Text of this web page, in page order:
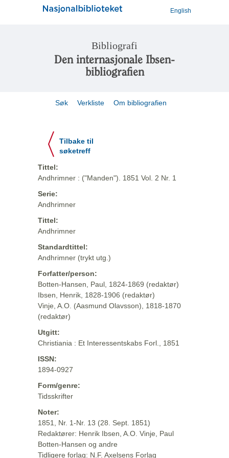
English
Bibliografi
Den internasjonale Ibsen-
bibliografien
Søk Verkliste Om bibliografien
Tilbake til
søketreff
Tittel:
Andhrimner : ("Manden"). 1851 Vol. 2 Nr. 1
Serie:
Andhrimner
Tittel:
Andhrimner
Standardtittel:
Andhrimner (trykt utg.)
Forfatter/person:
Botten-Hansen, Paul, 1824-1869 (redaktør)
Ibsen, Henrik, 1828-1906 (redaktør)
Vinje, A.O. (Aasmund Olavsson), 1818-1870
(redaktør)
Utgitt:
Christiania : Et Interessentskabs Forl., 1851
ISSN:
1894-0927
Form/genre:
Tidsskrifter
Noter:
1851, Nr. 1-Nr. 13 (28. Sept. 1851)
Redaktører: Henrik Ibsen, A.O. Vinje, Paul
Botten-Hansen og andre
Tidligere forlag: N.F. Axelsens Forlag